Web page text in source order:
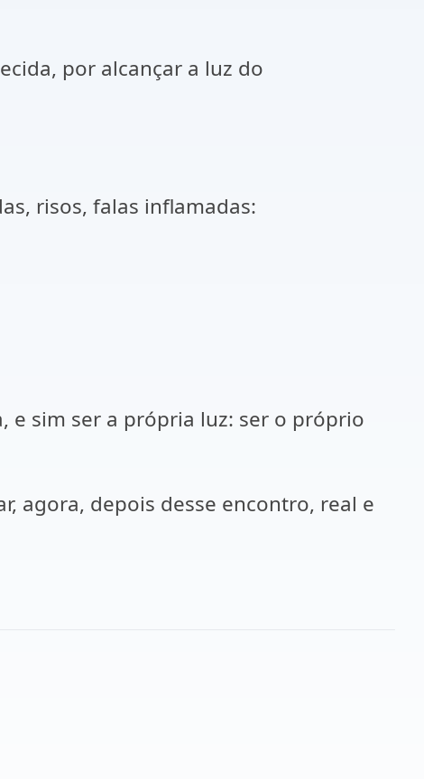
por alcançar a luz do
risos, falas inflamadas:
e sim ser a própria luz: ser o próprio
agora, depois desse encontro, real e